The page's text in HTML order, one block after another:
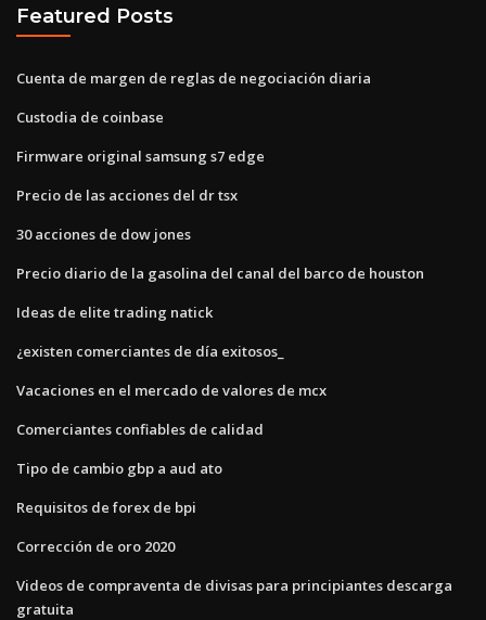
Featured Posts
Cuenta de margen de reglas de negociación diaria
Custodia de coinbase
Firmware original samsung s7 edge
Precio de las acciones del dr tsx
30 acciones de dow jones
Precio diario de la gasolina del canal del barco de houston
Ideas de elite trading natick
¿existen comerciantes de día exitosos_
Vacaciones en el mercado de valores de mcx
Comerciantes confiables de calidad
Tipo de cambio gbp a aud ato
Requisitos de forex de bpi
Corrección de oro 2020
Videos de compraventa de divisas para principiantes descarga
gratuita